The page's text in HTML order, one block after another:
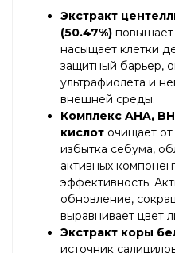
Экстракт
(50.47%) повышает
насыщает клетки
защитный барьер,
ультрафиолета и
внешней среды.
Комплекс AHA,
кислот очищает
избытка себума,
активных
эффективность.
обновление,
выравнивает цвет
Экстракт коры
источник